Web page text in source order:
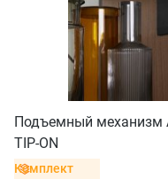
Подъемный механизм
TIP-ON
Комплект